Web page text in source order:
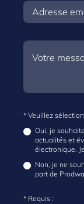
* Veuillez
Oui, je
actualités et
électronique.
Non, je ne
part de
* Requis :